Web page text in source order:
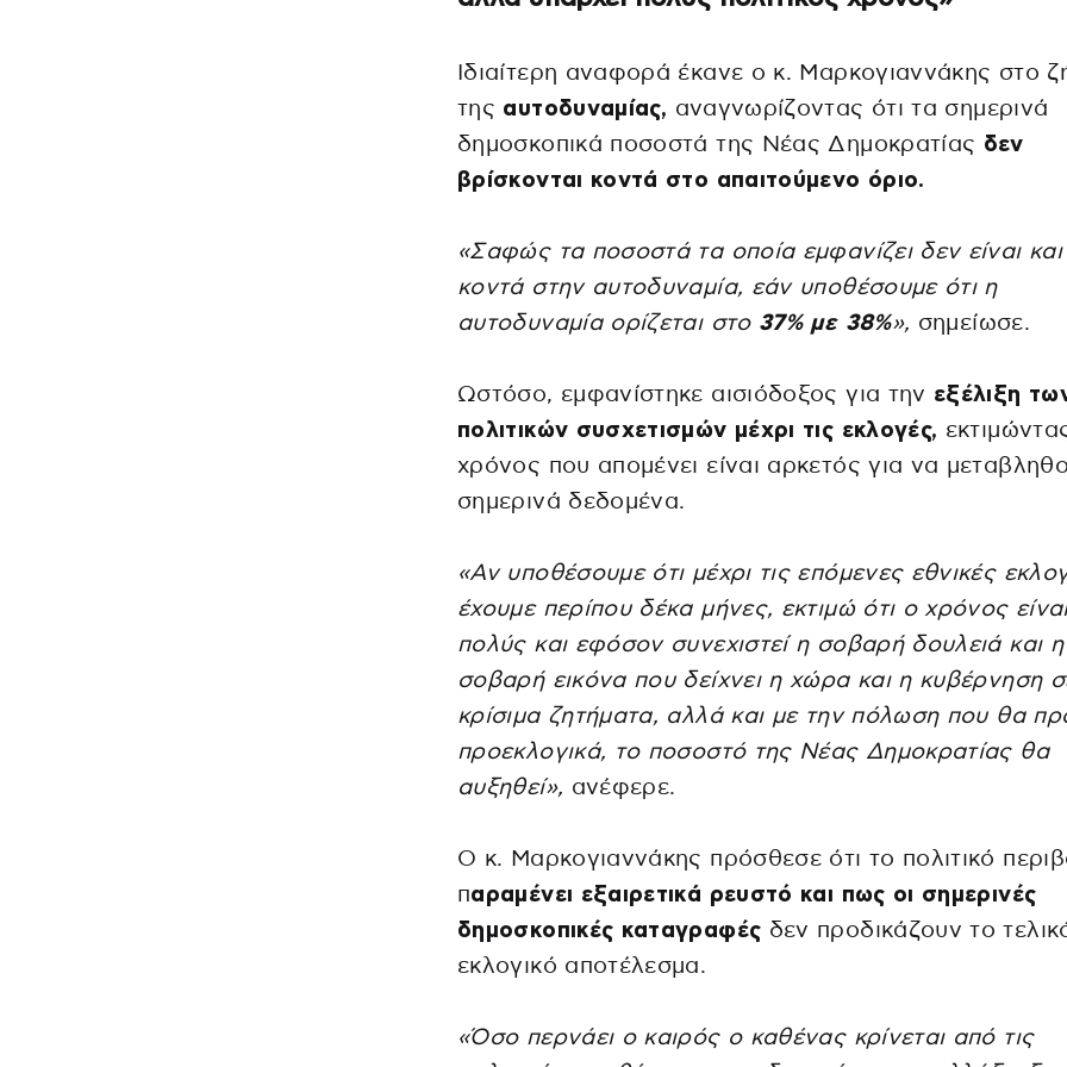
Ιδιαίτερη αναφορά έκανε ο κ. Μαρκογιαννάκης στο
της αυτοδυναμίας, αναγνωρίζοντας ότι τα σημερινά
δημοσκοπικά ποσοστά της Νέας Δημοκρατίας δεν
βρίσκονται κοντά στο απαιτούμενο όριο.
«Σαφώς τα ποσοστά τα οποία εμφανίζει δεν είναι
κοντά στην αυτοδυναμία, εάν υποθέσουμε ότι η
αυτοδυναμία ορίζεται στο 37% με 38%», σημείωσε.
Ωστόσο, εμφανίστηκε αισιόδοξος για την εξέλιξη
πολιτικών συσχετισμών μέχρι τις εκλογές,
χρόνος που απομένει είναι αρκετός για να
σημερινά δεδομένα.
«Αν υποθέσουμε ότι μέχρι τις επόμενες εθνικές
έχουμε περίπου δέκα μήνες, εκτιμώ ότι ο χρόνος
πολύς και εφόσον συνεχιστεί η σοβαρή δουλειά και η
σοβαρή εικόνα που δείχνει η χώρα και η κυβέρνηση
κρίσιμα ζητήματα, αλλά και με την πόλωση που θα
προεκλογικά, το ποσοστό της Νέας Δημοκρατίας θα
αυξηθεί», ανέφερε.
Ο κ. Μαρκογιαννάκης πρόσθεσε ότι το πολιτικό
παραμένει εξαιρετικά ρευστό και πως οι σημερινές
δημοσκοπικές καταγραφές δεν προδικάζουν το
εκλογικό αποτέλεσμα.
«Όσο περνάει ο καιρός ο καθένας κρίνεται από τις